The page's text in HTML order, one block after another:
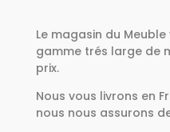
Le magasin du
gamme trés large de
prix.
Nous vous livrons en
nous nous assurons